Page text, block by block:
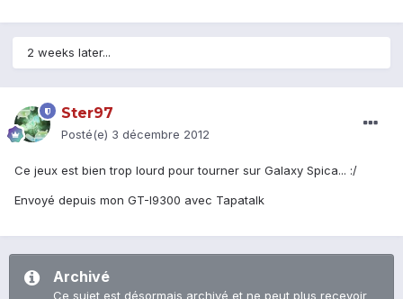
2 weeks later...
Ster97
Posté(e) 3 décembre 2012
Ce jeux est bien trop lourd pour tourner sur Galaxy Spica... :/
Envoyé depuis mon GT-I9300 avec Tapatalk
Archivé
Ce sujet est désormais archivé et ne peut plus recevoir